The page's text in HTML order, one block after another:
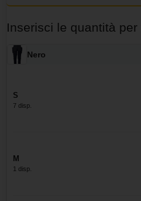
Inserisci le quantità
Nero
S
7 disp.
M
1 disp.